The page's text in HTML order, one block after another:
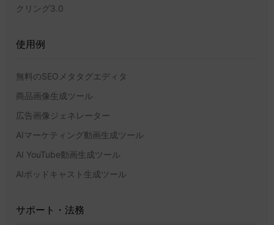
クリング3.0
使用例
無料のSEOメタタグエディタ
商品画像生成ツール
広告画像ジェネレーター
AIマーケティング動画生成ツール
AI YouTube動画生成ツール
AIポッドキャスト生成ツール
サポート・法務